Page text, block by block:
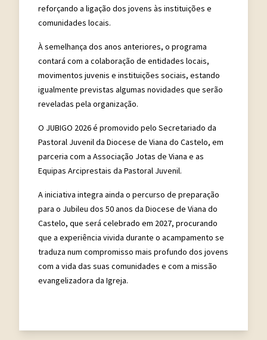
reforçando a ligação dos jovens às instituições e
comunidades locais.
À semelhança dos anos anteriores, o programa
contará com a colaboração de entidades locais,
movimentos juvenis e instituições sociais, estando
igualmente previstas algumas novidades que serão
reveladas pela organização.
O JUBIGO 2026 é promovido pelo Secretariado da
Pastoral Juvenil da Diocese de Viana do Castelo, em
parceria com a Associação Jotas de Viana e as
Equipas Arciprestais da Pastoral Juvenil.
A iniciativa integra ainda o percurso de preparação
para o Jubileu dos 50 anos da Diocese de Viana do
Castelo, que será celebrado em 2027, procurando
que a experiência vivida durante o acampamento se
traduza num compromisso mais profundo dos jovens
com a vida das suas comunidades e com a missão
evangelizadora da Igreja.